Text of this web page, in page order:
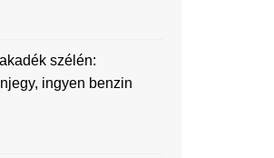
szélén:
ingyen benzin